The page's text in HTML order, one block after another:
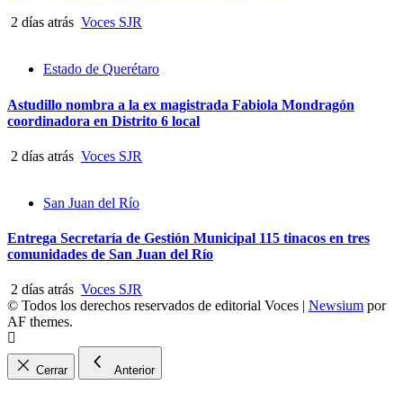
2 días atrás Voces SJR
Estado de Querétaro
Astudillo nombra a la ex magistrada Fabiola Mondragón
coordinadora en Distrito 6 local
2 días atrás Voces SJR
San Juan del Río
Entrega Secretaría de Gestión Municipal 115 tinacos en tres
comunidades de San Juan del Río
2 días atrás Voces SJR
© Todos los derechos reservados de editorial Voces | Newsium por
AF themes.
Cerrar Anterior